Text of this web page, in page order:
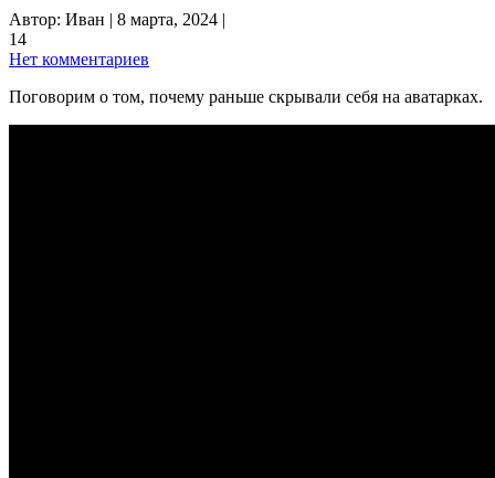
Автор: Иван | 8 марта, 2024 |
14
Нет комментариев
Поговорим о том, почему раньше скрывали себя на аватарках.